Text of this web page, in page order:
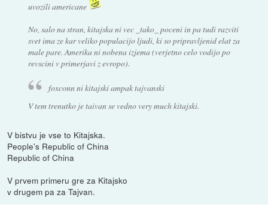
uvozili americane
No, salo na stran, kitajska ni vec _tako_ poceni in pa tudi razviti
svet ima ze kar veliko populacijo ljudi, ki so pripravljenid elat za
male pare. Amerika ni nobena izjema (verjetno celo vodijo po
revscini v primerjavi z evropo).
foxconn ni kitajski ampak tajvanski
V tem trenutko je taivan se vedno very much kitajski.
V bistvu je vse to Kitajska.
People's Republic of China
Republic of China
V prvem primeru gre za Kitajsko
v drugem pa za Tajvan.